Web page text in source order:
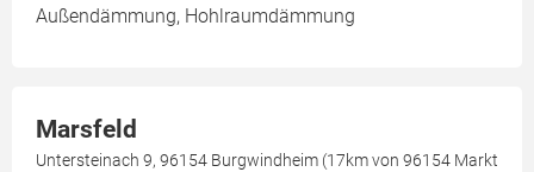
Außendämmung, Hohlraumdämmung
Marsfeld
Untersteinach 9, 96154 Burgwindheim (17km von 96154 Markt